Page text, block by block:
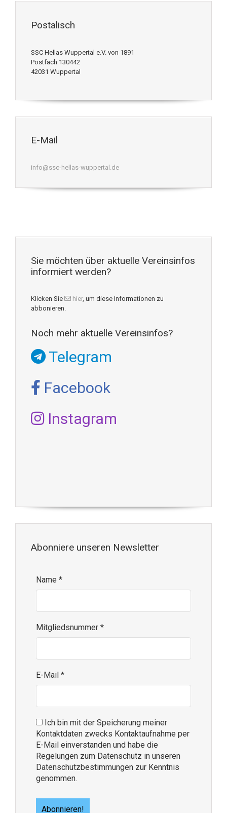
Postalisch
SSC Hellas Wuppertal e.V. von 1891
Postfach 130442
42031 Wuppertal
E-Mail
info@ssc-hellas-wuppertal.de
Sie möchten über aktuelle Vereinsinfos
informiert werden?
Klicken Sie hier, um diese Informationen zu
abbonieren.
Noch mehr aktuelle Vereinsinfos?
Telegram
Facebook
Instagram
Abonniere unseren Newsletter
Name *
Mitgliedsnummer *
E-Mail *
Ich bin mit der Speicherung meiner
Kontaktdaten zwecks Kontaktaufnahme per
E-Mail einverstanden und habe die
Regelungen zum Datenschutz in unseren
Datenschutzbestimmungen zur Kenntnis
genommen.